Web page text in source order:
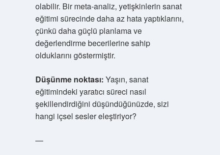
olabilir. Bir meta-analiz, yetişkinlerin sanat
eğitimi sürecinde daha az hata yaptıklarını,
çünkü daha güçlü planlama ve
değerlendirme becerilerine sahip
olduklarını göstermiştir.
Düşünme noktası: Yaşın, sanat
eğitimindeki yaratıcı süreci nasıl
şekillendirdiğini düşündüğünüzde, sizi
hangi içsel sesler eleştiriyor?
—